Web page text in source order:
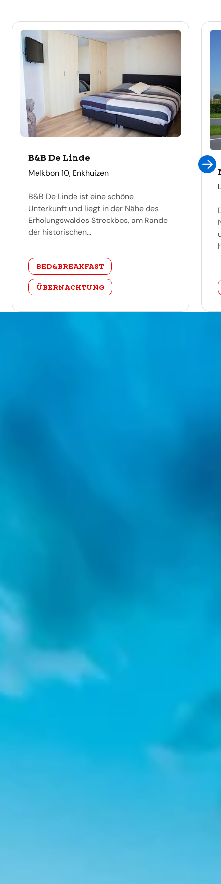
B&B De Linde
adres
Melkbon 10, Enkhuizen
B&B De Linde ist eine schöne
Unterkunft und liegt in der Nähe des
Erholungswaldes Streekbos, am Rande
der historischen...
categorie
BED&BREAKFAST
ÜBERNACHTUNG